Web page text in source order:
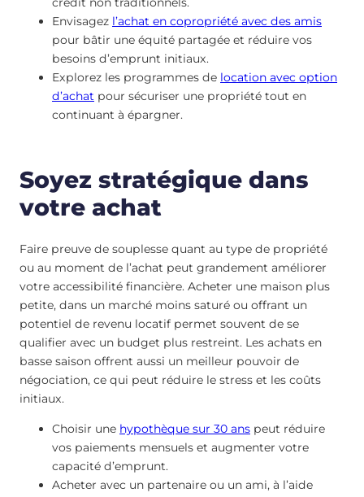
Envisagez l’achat en copropriété avec des amis
pour bâtir une équité partagée et réduire vos
besoins d’emprunt initiaux.
Explorez les programmes de location avec option
d’achat pour sécuriser une propriété tout en
continuant à épargner.
Soyez stratégique dans
votre achat
Faire preuve de souplesse quant au type de propriété
ou au moment de l’achat peut grandement améliorer
votre accessibilité financière. Acheter une maison plus
petite, dans un marché moins saturé ou offrant un
potentiel de revenu locatif permet souvent de se
qualifier avec un budget plus restreint. Les achats en
basse saison offrent aussi un meilleur pouvoir de
négociation, ce qui peut réduire le stress et les coûts
initiaux.
Choisir une hypothèque sur 30 ans peut réduire
vos paiements mensuels et augmenter votre
capacité d’emprunt.
Acheter avec un partenaire ou un ami, à l’aide